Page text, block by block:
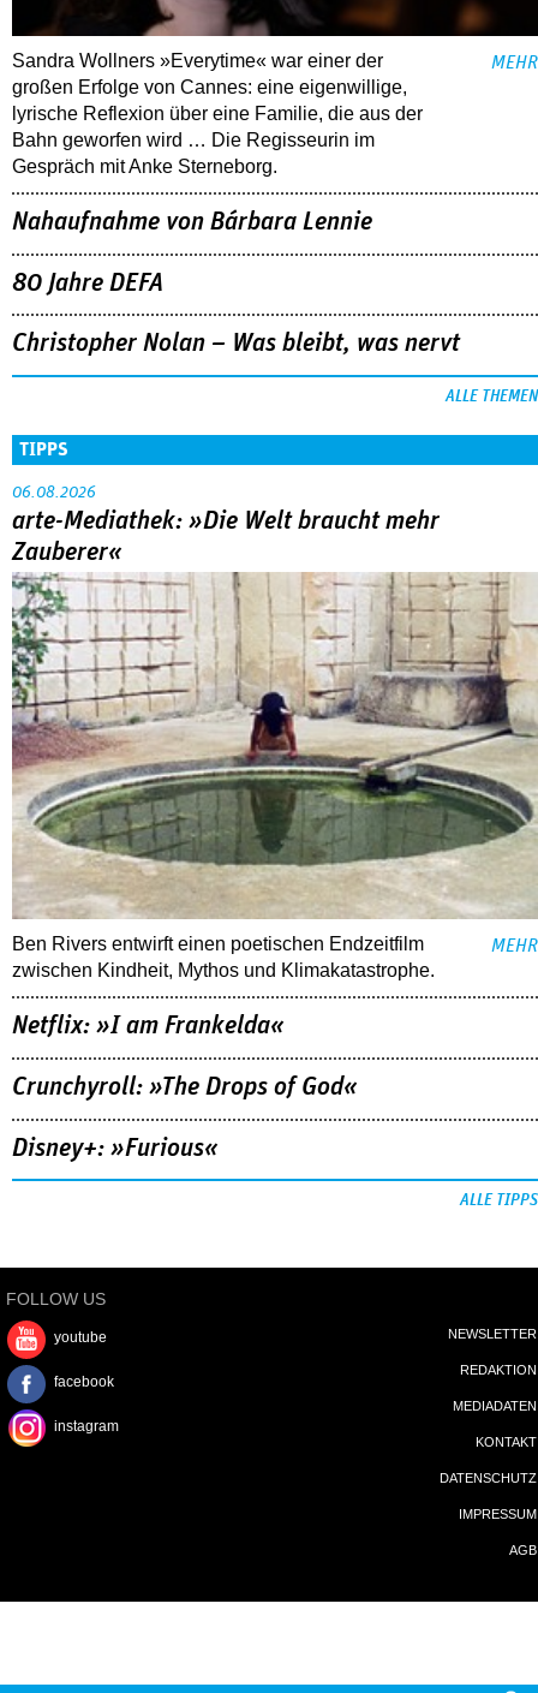
Sandra Wollners »Everytime« war einer der
großen Erfolge von Cannes: eine eigenwillige,
lyrische Reflexion über eine ­Familie, die aus der
Bahn geworfen wird … Die Regisseurin im
Gespräch mit Anke Sterneborg.
MEHR
Nahaufnahme von Bárbara Lennie
80 Jahre DEFA
Christopher Nolan – Was bleibt, was nervt
ALLE THEMEN
TIPPS
06.08.2026
arte-Mediathek: »Die Welt braucht mehr
Zauberer«
Ben Rivers entwirft einen poetischen Endzeitfilm
zwischen Kindheit, Mythos und Klimakatastrophe.
MEHR
Netflix: »I am Frankelda«
Crunchyroll: »The Drops of God«
Disney+: »Furious«
ALLE TIPPS
FOLLOW US
youtube
facebook
instagram
NEWSLETTER
REDAKTION
MEDIADATEN
KONTAKT
DATENSCHUTZ
IMPRESSUM
AGB